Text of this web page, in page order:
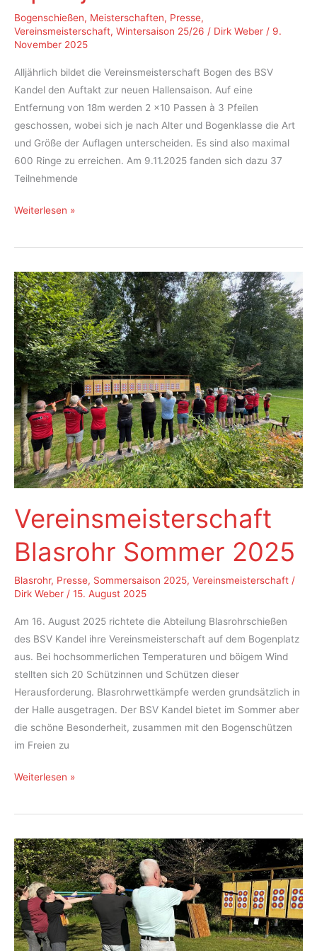
Bogenschießen, Meisterschaften, Presse,
Vereinsmeisterschaft, Wintersaison 25/26 / Dirk Weber / 9.
November 2025
Alljährlich bildet die Vereinsmeisterschaft Bogen des BSV
Kandel den Auftakt zur neuen Hallensaison. Auf eine
Entfernung von 18m werden 2 x10 Passen à 3 Pfeilen
geschossen, wobei sich je nach Alter und Bogenklasse die Art
und Größe der Auflagen unterscheiden. Es sind also maximal
600 Ringe zu erreichen. Am 9.11.2025 fanden sich dazu 37
Teilnehmende
Vereinsmeisterschaft
in
Halle
Sportjahr
2026
Weiterlesen »
Vereinsmeisterschaft
Blasrohr Sommer 2025
Blasrohr, Presse, Sommersaison 2025, Vereinsmeisterschaft /
Dirk Weber / 15. August 2025
Am 16. August 2025 richtete die Abteilung Blasrohrschießen
des BSV Kandel ihre Vereinsmeisterschaft auf dem Bogenplatz
aus. Bei hochsommerlichen Temperaturen und böigem Wind
stellten sich 20 Schützinnen und Schützen dieser
Herausforderung. Blasrohrwettkämpfe werden grundsätzlich in
der Halle ausgetragen. Der BSV Kandel bietet im Sommer aber
die schöne Besonderheit, zusammen mit den Bogenschützen
im Freien zu
Vereinsmeisterschaft
Sommer
Weiterlesen »